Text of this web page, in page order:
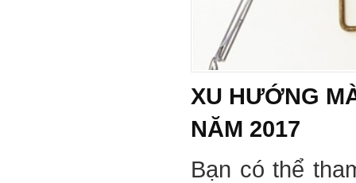
XU HƯỚNG
NĂM 2017
Bạn có thể